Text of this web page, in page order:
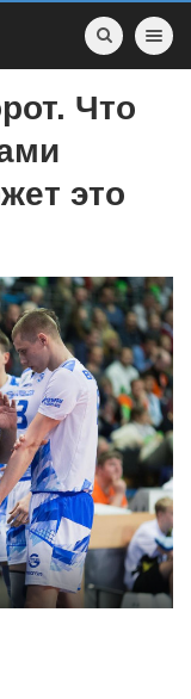
Toggle
Что
это